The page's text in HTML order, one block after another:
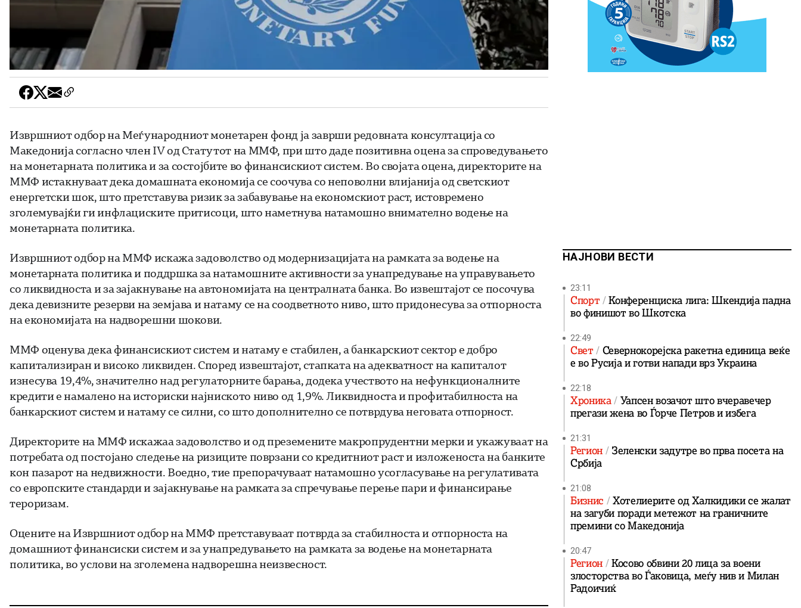
Извршниот одбор на Меѓународниот монетарен фонд ја заврши редовната консултација со
Македонија согласно член IV од Статутот на ММФ, при што даде позитивна оцена за спроведувањето
на монетарната политика и за состојбите во финансискиот систем. Во својата оцена, директорите на
ММФ истакнуваат дека домашната економија се соочува со неповолни влијанија од светскиот
енергетски шок, што претставува ризик за забавување на економскиот раст, истовремено
зголемувајќи ги инфлациските притисоци, што наметнува натамошно внимателно водење на
монетарната политика.
Извршниот одбор на ММФ искажа задоволство од модернизацијата на рамката за водење на
монетарната политика и поддршка за натамошните активности за унапредување на управувањето
со ликвидноста и за зајакнување на автономијата на централната банка. Во извештајот се посочува
дека девизните резерви на земјава и натаму се на соодветното ниво, што придонесува за отпорноста
на економијата на надворешни шокови.
ММФ оценува дека финансискиот систем и натаму е стабилен, а банкарскиот сектор е добро
капитализиран и високо ликвиден. Според извештајот, стапката на адекватност на капиталот
изнесува 19,4%, значително над регулаторните барања, додека учеството на нефункционалните
кредити е намалено на историски најниското ниво од 1,9%. Ликвидноста и профитабилноста на
банкарскиот систем и натаму се силни, со што дополнително се потврдува неговата отпорност.
Директорите на ММФ искажаа задоволство и од преземените макропрудентни мерки и укажуваат на
потребата од постојано следење на ризиците поврзани со кредитниот раст и изложеноста на банките
кон пазарот на недвижности. Воедно, тие препорачуваат натамошно усогласување на регулативата
со европските стандарди и зајакнување на рамката за спречување перење пари и финансирање
тероризам.
Оцените на Извршниот одбор на ММФ претставуваат потврда за стабилноста и отпорноста на
домашниот финансиски систем и за унапредувањето на рамката за водење на монетарната
политика, во услови на зголемена надворешна неизвесност.
НАЈНОВИ ВЕСТИ
23:11
Спорт
Конференциска лига: Шкендија падна
во финишот во Шкотска
22:49
Свет Севернокорејска ракетна единица веќе
е во Русија и готви напади врз Украина
22:18
Хроника Уапсен возачот што вчеравечер
прегази жена во Ѓорче Петров и избега
21:31
Регион
Зеленски задутре во прва посета на
Србија
21:08
Бизнис
Хотелиерите од Халкидики се жалат
на загуби поради метежот на граничните
премини со Македонија
20:47
Регион
Косово обвини 20 лица за воени
злосторства во Ѓаковица, меѓу нив и Милан
Радоичиќ